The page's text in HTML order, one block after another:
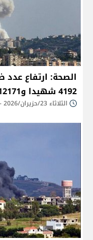
الصحة: ارتفاع عدد
4192 شهيدا و12171 جريحا
الثلاثاء 23/حزيران/2026 - 05:15 م